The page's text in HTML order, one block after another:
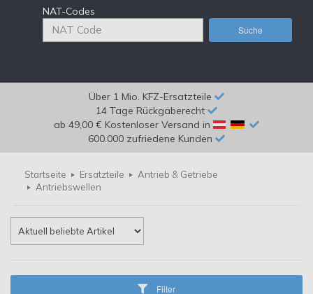
NAT-Codes
Suche
Über 1 Mio. KFZ-Ersatzteile
14 Tage Rückgaberecht
ab 49,00 € Kostenloser Versand in
600.000 zufriedene Kunden
Startseite Ersatzteile
Antrieb & Getriebe
Antriebswellen
Filter